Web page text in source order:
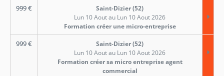
999€
Saint-Dizier (52)
Lun 10 Aout au Lun 10 Aout 2026
Formation créer une micro-entreprise
999€
Saint-Dizier (52)
Lun 10 Aout au Lun 10 Aout 2026
Formation créer sa micro entreprise agent
commercial